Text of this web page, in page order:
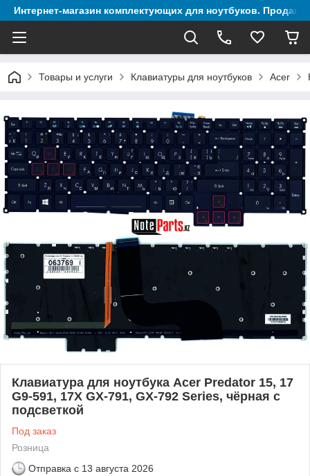
Интернет-магазин комплектующих для ноутбуков. Продажа
Товары и услуги Клавиатуры для ноутбуков Acer
Клавиатура для ноутбука Acer Predator 15, 17
G9-591, 17X GX-791, GX-792 Series, чёрная с
подсветкой
Под заказ
Розница
Отправка с 13 августа 2026